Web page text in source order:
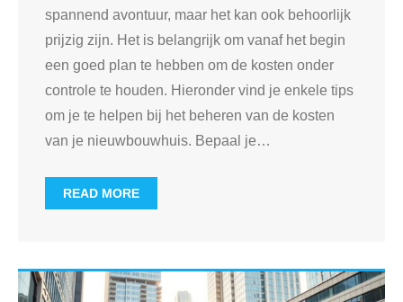
spannend avontuur, maar het kan ook behoorlijk
prijzig zijn. Het is belangrijk om vanaf het begin
een goed plan te hebben om de kosten onder
controle te houden. Hieronder vind je enkele tips
om je te helpen bij het beheren van de kosten
van je nieuwbouwhuis. Bepaal je…
READ MORE